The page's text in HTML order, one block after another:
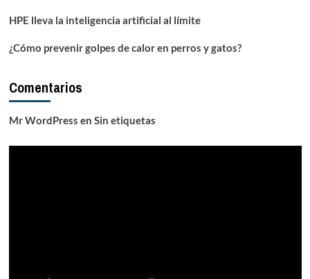
HPE lleva la inteligencia artificial al límite
¿Cómo prevenir golpes de calor en perros y gatos?
Comentarios
Mr WordPress en Sin etiquetas